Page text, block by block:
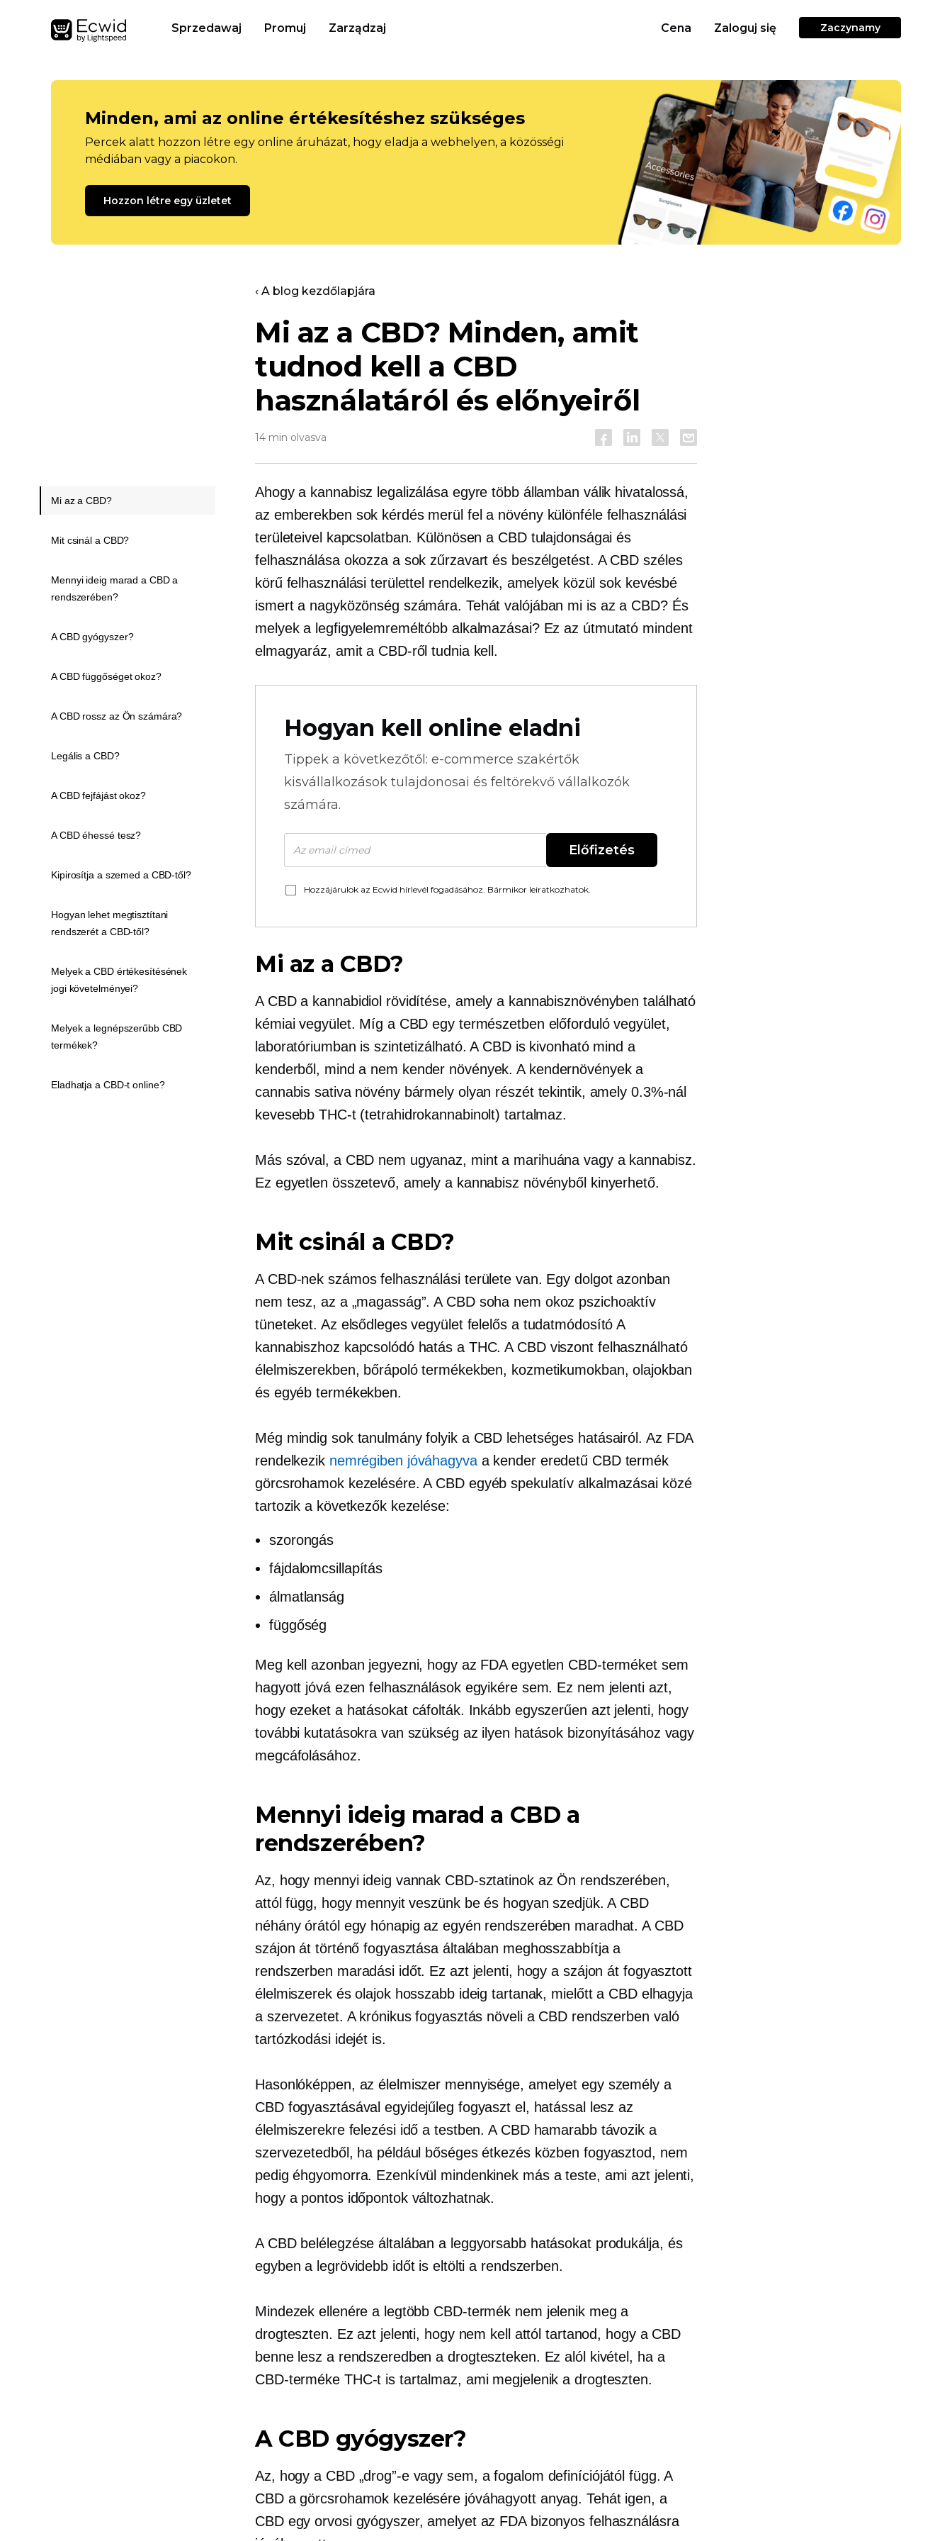
Sprzedawaj Promuj Zarządzaj Cena Zaloguj się Zaczynamy
Minden, ami az online értékesítéshez szükséges
Percek alatt hozzon létre egy online áruházat, hogy eladja a webhelyen, a közösségi
médiában vagy a piacokon.
Hozzon létre egy üzletet
‹ A blog kezdőlapjára
Mi az a CBD? Minden, amit
tudnod kell a CBD
használatáról és előnyeiről
14 min olvasva
Ahogy a kannabisz legalizálása egyre több államban válik hivatalossá,
az emberekben sok kérdés merül fel a növény különféle felhasználási
területeivel kapcsolatban. Különösen a CBD tulajdonságai és
felhasználása okozza a sok zűrzavart és beszélgetést. A CBD széles
körű felhasználási területtel rendelkezik, amelyek közül sok kevésbé
ismert a nagyközönség számára. Tehát valójában mi is az a CBD? És
melyek a legfigyelemreméltóbb alkalmazásai? Ez az útmutató mindent
elmagyaráz, amit a CBD-ről tudnia kell.
Hogyan kell online eladni
Tippek a következőtől: e-commerce szakértők
kisvállalkozások tulajdonosai és feltörekvő vállalkozók
számára.
Előfizetés
Hozzájárulok az Ecwid hírlevél fogadásához. Bármikor leiratkozhatok.
Mi az a CBD?
A CBD a kannabidiol rövidítése, amely a kannabisznövényben található
kémiai vegyület. Míg a CBD egy természetben előforduló vegyület,
laboratóriumban is szintetizálható. A CBD is kivonható mind a
kenderből, mind a nem kender növények. A kendernövények a
cannabis sativa növény bármely olyan részét tekintik, amely 0.3%-nál
kevesebb THC-t (tetrahidrokannabinolt) tartalmaz.
Más szóval, a CBD nem ugyanaz, mint a marihuána vagy a kannabisz.
Ez egyetlen összetevő, amely a kannabisz növényből kinyerhető.
Mit csinál a CBD?
A CBD-nek számos felhasználási területe van. Egy dolgot azonban
nem tesz, az a „magasság”. A CBD soha nem okoz pszichoaktív
tüneteket. Az elsődleges vegyület felelős a tudatmódosító A
kannabiszhoz kapcsolódó hatás a THC. A CBD viszont felhasználható
élelmiszerekben, bőrápoló termékekben, kozmetikumokban, olajokban
és egyéb termékekben.
Még mindig sok tanulmány folyik a CBD lehetséges hatásairól. Az FDA
rendelkezik nemrégiben jóváhagyvaa kender eredetű CBD termék
görcsrohamok kezelésére. A CBD egyéb spekulatív alkalmazásai közé
tartozik a következők kezelése:
szorongás
fájdalomcsillapítás
álmatlanság
függőség
Meg kell azonban jegyezni, hogy az FDA egyetlen CBD-terméket sem
hagyott jóvá ezen felhasználások egyikére sem. Ez nem jelenti azt,
hogy ezeket a hatásokat cáfolták. Inkább egyszerűen azt jelenti, hogy
további kutatásokra van szükség az ilyen hatások bizonyításához vagy
megcáfolásához.
Mennyi ideig marad a CBD a
rendszerében?
Az, hogy mennyi ideig vannak CBD-sztatinok az Ön rendszerében,
attól függ, hogy mennyit veszünk be és hogyan szedjük. A CBD
néhány órától egy hónapig az egyén rendszerében maradhat. A CBD
szájon át történő fogyasztása általában meghosszabbítja a
rendszerben maradási időt. Ez azt jelenti, hogy a szájon át fogyasztott
élelmiszerek és olajok hosszabb ideig tartanak, mielőtt a CBD elhagyja
a szervezetet. A krónikus fogyasztás növeli a CBD rendszerben való
tartózkodási idejét is.
Hasonlóképpen, az élelmiszer mennyisége, amelyet egy személy a
CBD fogyasztásával egyidejűleg fogyaszt el, hatással lesz az
élelmiszerekre felezési idő a testben. A CBD hamarabb távozik a
szervezetedből, ha például bőséges étkezés közben fogyasztod, nem
pedig éhgyomorra. Ezenkívül mindenkinek más a teste, ami azt jelenti,
hogy a pontos időpontok változhatnak.
A CBD belélegzése általában a leggyorsabb hatásokat produkálja, és
egyben a legrövidebb időt is eltölti a rendszerben.
Mindezek ellenére a legtöbb CBD-termék nem jelenik meg a
drogteszten. Ez azt jelenti, hogy nem kell attól tartanod, hogy a CBD
benne lesz a rendszeredben a drogteszteken. Ez alól kivétel, ha a
CBD-terméke THC-t is tartalmaz, ami megjelenik a drogteszten.
A CBD gyógyszer?
Az, hogy a CBD „drog”-e vagy sem, a fogalom definíciójától függ. A
CBD a görcsrohamok kezelésére jóváhagyott anyag. Tehát igen, a
CBD egy orvosi gyógyszer, amelyet az FDA bizonyos felhasználásra
Mi az a CBD?
Mit csinál a CBD?
Mennyi ideig marad a CBD a
rendszerében?
A CBD gyógyszer?
A CBD függőséget okoz?
A CBD rossz az Ön számára?
Legális a CBD?
A CBD fejfájást okoz?
A CBD éhessé tesz?
Kipirosítja a szemed a CBD-től?
Hogyan lehet megtisztítani
rendszerét a CBD-től?
Melyek a CBD értékesítésének
jogi követelményei?
Melyek a legnépszerűbb CBD
termékek?
Eladhatja a CBD-t online?